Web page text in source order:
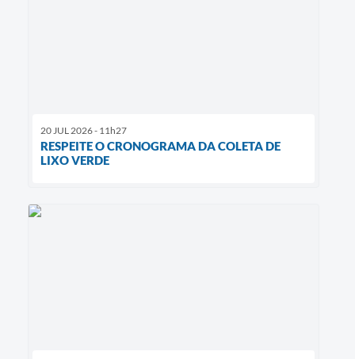
20 JUL 2026 - 11h27
RESPEITE O CRONOGRAMA DA COLETA DE
LIXO VERDE